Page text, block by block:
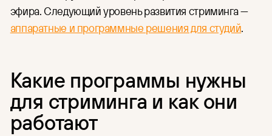
эфира. Следующий уровень развития стриминга —
аппаратные и программные решения для студий.
Какие программы нужны
для стриминга и как они
работают